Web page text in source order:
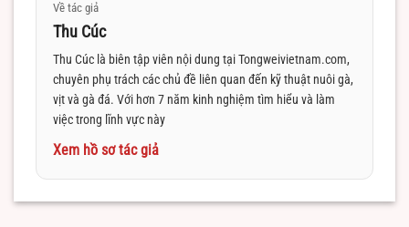
Về tác giả
Thu Cúc
Thu Cúc là biên tập viên nội dung tại Tongweivietnam.com,
chuyên phụ trách các chủ đề liên quan đến kỹ thuật nuôi gà,
vịt và gà đá. Với hơn 7 năm kinh nghiệm tìm hiểu và làm
việc trong lĩnh vực này
Xem hồ sơ tác giả